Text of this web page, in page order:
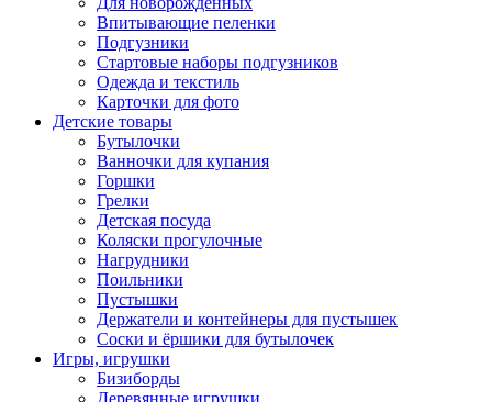
Впитывающие пеленки
Подгузники
Стартовые наборы подгузников
Одежда и текстиль
Карточки для фото
Детские товары
Бутылочки
Ванночки для купания
Горшки
Грелки
Детская посуда
Коляски прогулочные
Нагрудники
Поильники
Пустышки
Держатели и контейнеры для пустышек
Соски и ёршики для бутылочек
Игры, игрушки
Бизиборды
Деревянные игрушки